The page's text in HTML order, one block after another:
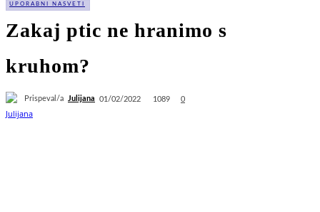
UPORABNI NASVETI
Zakaj ptic ne hranimo s
kruhom?
Prispeval/a Julijana 01/02/2022 1089 0